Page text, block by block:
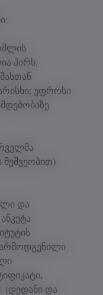
პირს,
უფროსი
და
(დედანი და